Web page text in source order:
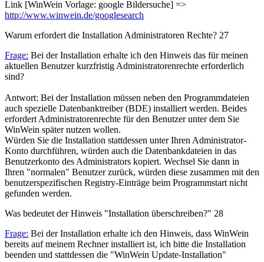
Link [WinWein Vorlage: google Bildersuche] =>
http://www.winwein.de/googlesearch
Warum erfordert die Installation Administratoren Rechte? 27
Frage: Bei der Installation erhalte ich den Hinweis das für meinen
aktuellen Benutzer kurzfristig Administratorenrechte erforderlich
sind?
Antwort: Bei der Installation müssen neben den Programmdateien
auch spezielle Datenbanktreiber (BDE) installiert werden. Beides
erfordert Administratorenrechte für den Benutzer unter dem Sie
WinWein später nutzen wollen.
Würden Sie die Installation stattdessen unter Ihren Administrator-
Konto durchführen, würden auch die Datenbankdateien in das
Benutzerkonto des Administrators kopiert. Wechsel Sie dann in
Ihren "normalen" Benutzer zurück, würden diese zusammen mit den
benutzerspezifischen Registry-Einträge beim Programmstart nicht
gefunden werden.
Was bedeutet der Hinweis "Installation überschreiben?" 28
Frage: Bei der Installation erhalte ich den Hinweis, dass WinWein
bereits auf meinem Rechner installiert ist, ich bitte die Installation
beenden und stattdessen die "WinWein Update-Installation"